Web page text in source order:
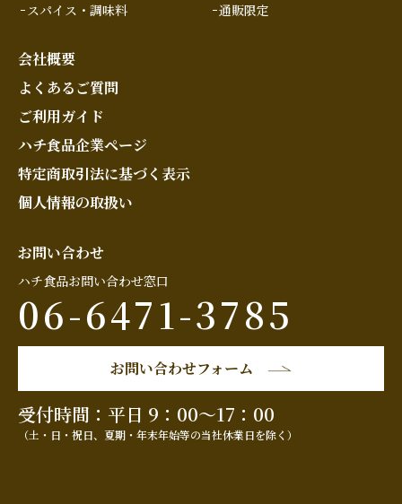
スパイス・調味料
通販限定
会社概要
よくあるご質問
ご利用ガイド
ハチ食品企業ページ
特定商取引法に基づく表示
個人情報の取扱い
お問い合わせ
ハチ食品お問い合わせ窓口
06-6471-3785
お問い合わせフォーム
受付時間：平日 9：00～17：00
（土・日・祝日、夏期・年末年始等の当社休業日を除く）